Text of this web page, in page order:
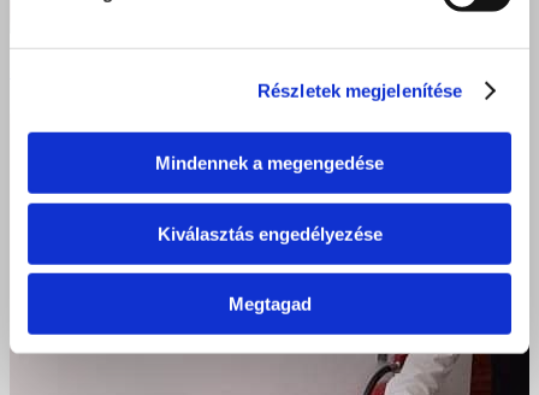
Részletek megjelenítése
Mindennek a megengedése
Kiválasztás engedélyezése
Megtagad